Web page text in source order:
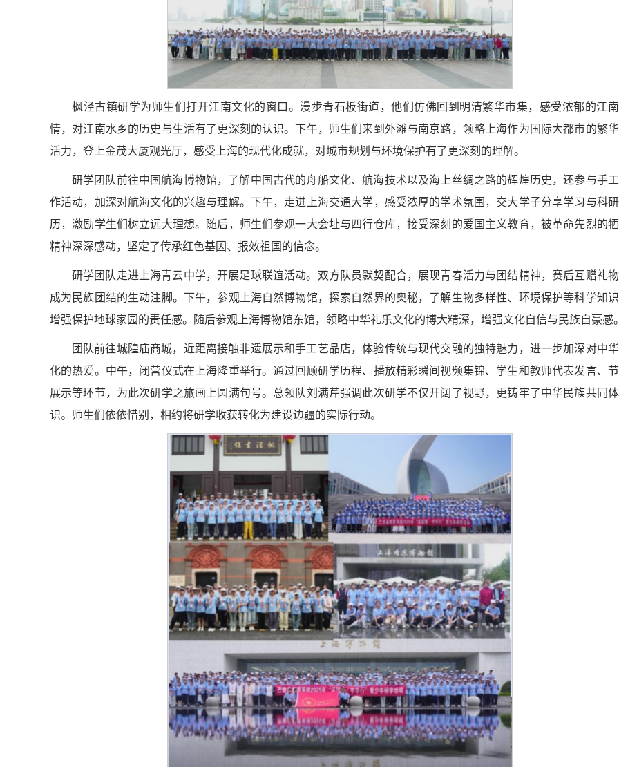
枫泾古镇研学为师生们打开江南文化的窗口。漫步青石板街道，他们仿佛回到明清繁华市集，感受浓郁的江
情，对江南水乡的历史与生活有了更深刻的认识。下午，师生们来到外滩与南京路，领略上海作为国际大都市的繁
活力，登上金茂大厦观光厅，感受上海的现代化成就，对城市规划与环境保护有了更深刻的理解。
研学团队前往中国航海博物馆，了解中国古代的舟船文化、航海技术以及海上丝绸之路的辉煌历史，还参与手
作活动，加深对航海文化的兴趣与理解。下午，走进上海交通大学，感受浓厚的学术氛围，交大学子分享学习与科
历，激励学生们树立远大理想。随后，师生们参观一大会址与四行仓库，接受深刻的爱国主义教育，被革命先烈的
精神深深感动，坚定了传承红色基因、报效祖国的信念。
研学团队走进上海青云中学，开展足球联谊活动。双方队员默契配合，展现青春活力与团结精神，赛后互赠礼
成为民族团结的生动注脚。下午，参观上海自然博物馆，探索自然界的奥秘，了解生物多样性、环境保护等科学知
增强保护地球家园的责任感。随后参观上海博物馆东馆，领略中华礼乐文化的博大精深，增强文化自信与民族自豪感
团队前往城隍庙商城，近距离接触非遗展示和手工艺品店，体验传统与现代交融的独特魅力，进一步加深对中
化的热爱。中午，闭营仪式在上海隆重举行。通过回顾研学历程、播放精彩瞬间视频集锦、学生和教师代表发言、
展示等环节，为此次研学之旅画上圆满句号。总领队刘满芹强调此次研学不仅开阔了视野，更铸牢了中华民族共同
识。师生们依依惜别，相约将研学收获转化为建设边疆的实际行动。